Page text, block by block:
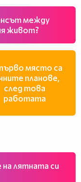
между
живот?
място са
планове,
след това
работата
на лятната си